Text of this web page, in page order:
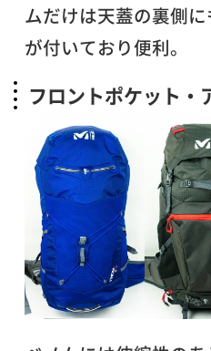
ムだけは天蓋の裏側
が付いており便利。
フロントポケット・